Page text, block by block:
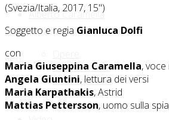
Alberto Caramella
Dice la critica
Alcune poesie
(Svezia/Italia, 2017, 15")
Soggetto e regia Gianluca Dolfi
con
Maria Giuseppina Caramella,
Angela Giuntini, lettura dei versi
Maria Karpathakis, Astrid
Mattias Pettersson, uomo sulla